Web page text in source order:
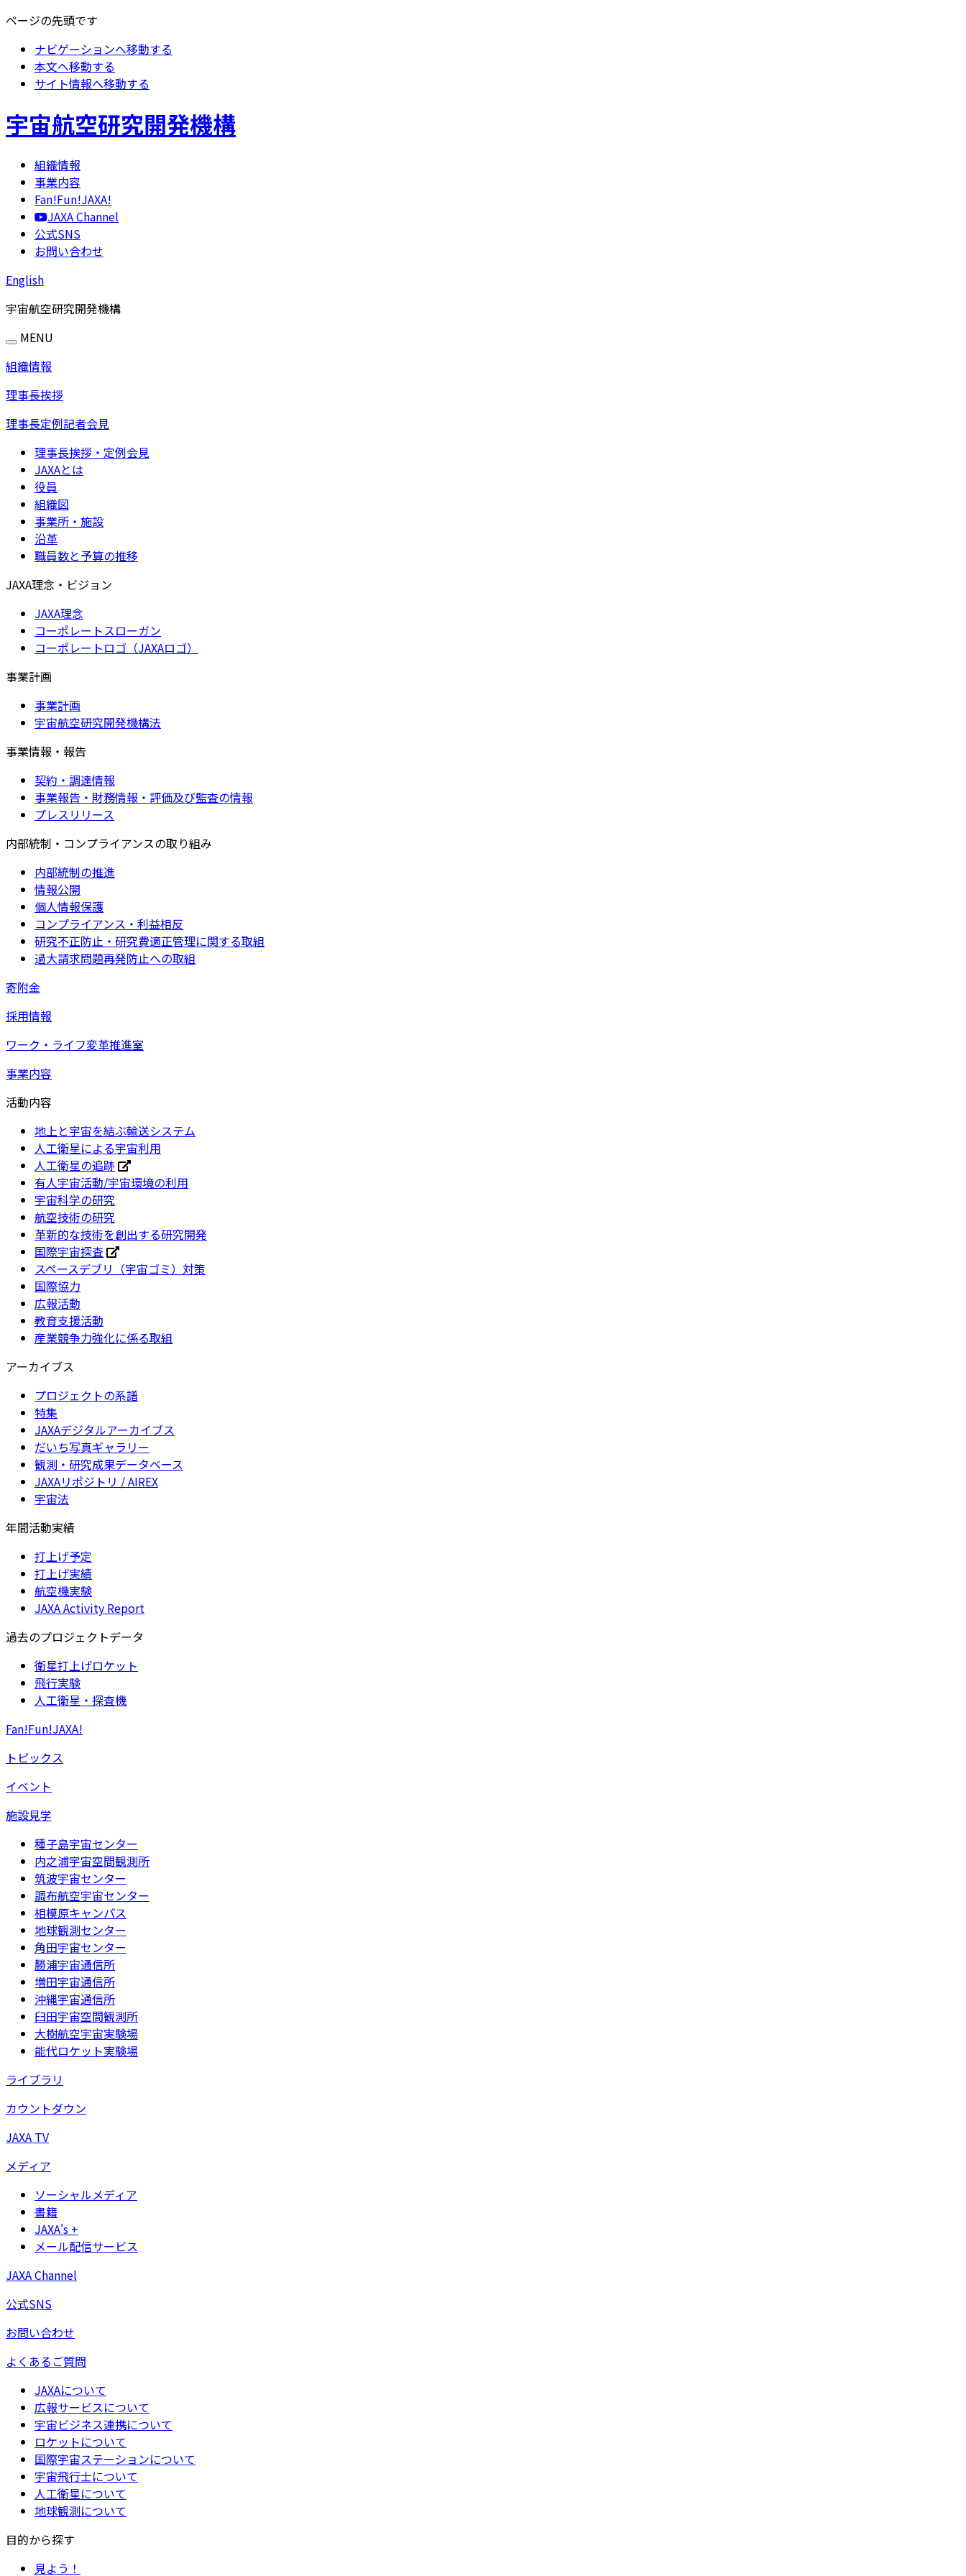
ページの先頭です
ナビゲーションへ移動する
本文へ移動する
サイト情報へ移動する
宇宙航空研究開発機構
組織情報
事業内容
Fan!Fun!JAXA!
JAXA Channel
公式SNS
お問い合わせ
English
宇宙航空研究開発機構
MENU
組織情報
理事長挨拶
理事長定例記者会見
理事長挨拶・定例会見
JAXAとは
役員
組織図
事業所・施設
沿革
職員数と予算の推移
JAXA理念・ビジョン
JAXA理念
コーポレートスローガン
コーポレートロゴ（JAXAロゴ）
事業計画
事業計画
宇宙航空研究開発機構法
事業情報・報告
契約・調達情報
事業報告・財務情報・評価及び監査の情報
プレスリリース
内部統制・コンプライアンスの取り組み
内部統制の推進
情報公開
個人情報保護
コンプライアンス・利益相反
研究不正防止・研究費適正管理に関する取組
過大請求問題再発防止への取組
寄附金
採用情報
ワーク・ライフ変革推進室
事業内容
活動内容
地上と宇宙を結ぶ輸送システム
人工衛星による宇宙利用
人工衛星の追跡
有人宇宙活動/宇宙環境の利用
宇宙科学の研究
航空技術の研究
革新的な技術を創出する研究開発
国際宇宙探査
スペースデブリ（宇宙ゴミ）対策
国際協力
広報活動
教育支援活動
産業競争力強化に係る取組
アーカイブス
プロジェクトの系譜
特集
JAXAデジタルアーカイブス
だいち写真ギャラリー
観測・研究成果データベース
JAXAリポジトリ / AIREX
宇宙法
年間活動実績
打上げ予定
打上げ実績
航空機実験
JAXA Activity Report
過去のプロジェクトデータ
衛星打上げロケット
飛行実験
人工衛星・探査機
Fan!Fun!JAXA!
トピックス
イベント
施設見学
種子島宇宙センター
内之浦宇宙空間観測所
筑波宇宙センター
調布航空宇宙センター
相模原キャンパス
地球観測センター
角田宇宙センター
勝浦宇宙通信所
増田宇宙通信所
沖縄宇宙通信所
臼田宇宙空間観測所
大樹航空宇宙実験場
能代ロケット実験場
ライブラリ
カウントダウン
JAXA TV
メディア
ソーシャルメディア
書籍
JAXA's +
メール配信サービス
JAXA Channel
公式SNS
お問い合わせ
よくあるご質問
JAXAについて
広報サービスについて
宇宙ビジネス連携について
ロケットについて
国際宇宙ステーションについて
宇宙飛行士について
人工衛星について
地球観測について
目的から探す
見よう！